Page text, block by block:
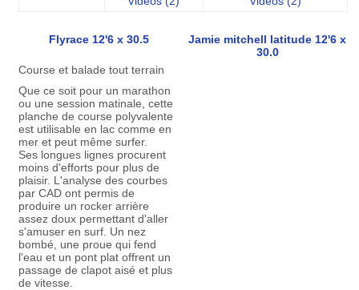
Flyrace 12'6 x 30.5
Jamie mitchell latitude 12'6 x
30.0
Course et balade tout terrain
Que ce soit pour un marathon
ou une session matinale, cette
planche de course polyvalente
est utilisable en lac comme en
mer et peut même surfer.
Ses longues lignes procurent
moins d'efforts pour plus de
plaisir. L'analyse des courbes
par CAD ont permis de
produire un rocker arrière
assez doux permettant d'aller
s'amuser en surf. Un nez
bombé, une proue qui fend
l'eau et un pont plat offrent un
passage de clapot aisé et plus
de vitesse.